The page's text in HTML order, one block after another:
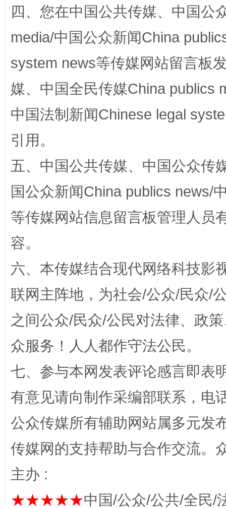
国家大学科技园优化重塑工作
扯下公款旅游的“隐身衣” 如何以
“蜀中异人”王建安的艺术幻境
四、您在中国公共传媒、中国公
media/中国公众新闻China
system news等传媒网站留言板
媒、中国全民传媒China publics
中国法制新闻Chinese legal
引用。
五、中国公共传媒、中国公众传
国公众新闻China publics news/
等传媒网站信息留言板管理人员
容。
六、本传媒结合现代网络科技影
联网主阵地，为社会/公众/民众/
之间公众/民众/公民对法律、政
众服务！人人都作守法公民。
七、参与本网发表评论感言即表
有意见请向制作采编部联系，电
公众传媒所有辅助网站属多元发
传媒网的支持帮助与合作交流。
主办 :
★★★★★中国/公众/公共/全民/